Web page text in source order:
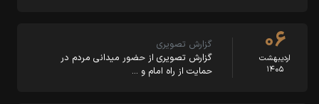
۰۶
اردیبهشت
۱۴۰۵
گزارش تصویری
گزارش تصویری از حضور میدانی مردم در
حمایت از راه امام و …